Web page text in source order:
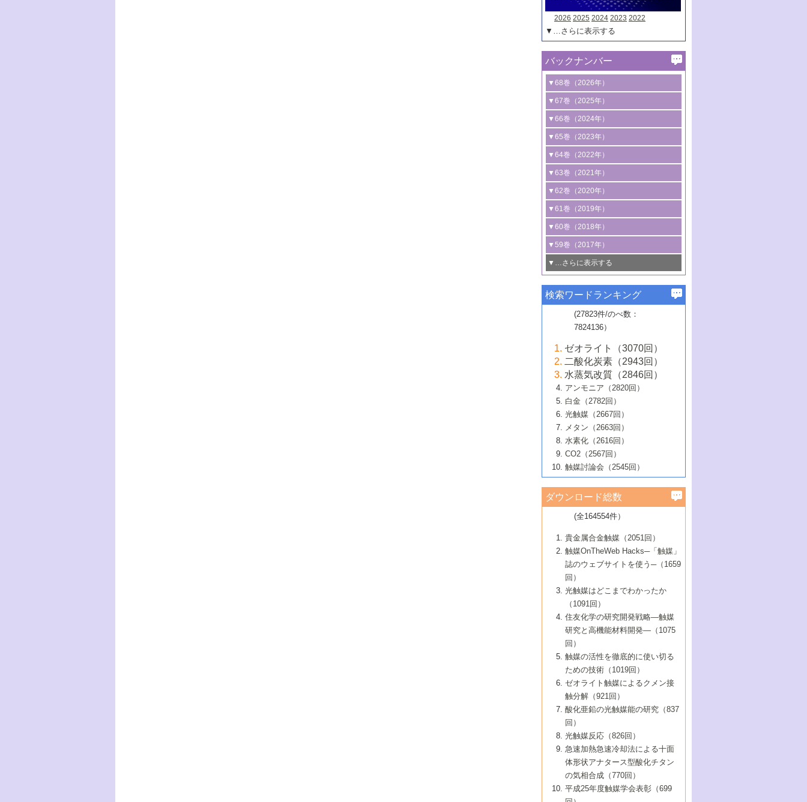
2026 2025 2024 2023 2022
▼…さらに表示する
バックナンバー
▼68巻（2026年）
1号 過酸化水素合成に関する研究動向
2号 コンピューター技術により加速する
触媒開発
3号 有機分子変換やCO 資源化のための
光触媒に関する最近の研究
B号 第137回触媒討論会（2026年）
▼67巻（2025年）
1号 CO
水素化によるグリーン燃料/グリ
ーンケミカル製造
2号 水素製造のための水分解技術に関す
る最近の研究
3号 オレフィン系樹脂の精密合成に関す
る最新技術
4号 アルコール類の効率的変換を実現す
る非貴金属触媒の研究動向
5号 ゼオライトの合成と応用における研
究動向
6号 ヘテロ接合界面
B号 第135回触媒討論会（2025年）
▼66巻（2024年）
1号 低次元ナノ構造を有する触媒材料
2号 規制反応場を活用した固体触媒研究
の新展開
3号 未踏分子変換を目指した酸化触媒プ
ロセスの最前線
4号 シンクロトロン放射光および中性子
線を利用した触媒解析技術の最先端
5号 単原子触媒
6号 参照触媒委員会からのお知らせ
B号 第133回触媒討論会（2023年）
▼65巻（2023年）
1号 炭素が関わる触媒機能
2号 プラスチックケミカルリサイクルの
ための触媒技術
3号 非酸化物系金属化合物を基盤とした
触媒材料の開発
4号 格子酸素・格子酸素欠陥を利用した
触媒反応
5号 生体触媒によるエネルギー変換反応
6号 窒素とリンの循環のための触媒・機
能性材料
▼64巻（2022年）
1号 合成ガス製造とCOを用いるケミカル
ズ合成の最新動向
2号 化学品合成のための合金触媒開発
3号 CO の排出削減および有効活用のた
めの触媒技術
4号 若手による情報発信企画～とびたて
若き触媒の研究者たち～（1）
若き触媒の研究者たち～（2）
6号 石油のノーブル・ユースを志向した
触媒技術
大学：オンライン・対面開催）
▼63巻（2021年）
1号 金触媒の新展開
2号 ペロブスカイト
3号 特殊反応場を利用した触媒的分子変
換反応
4号 多孔質材料を用いた触媒の新展開
5号 情報学的手法を用いた触媒開発
6号 カーボンニュートラルに向けた電解
技術
B号 第127回触媒討論会（2021年・オン
ライン開催(Zoom)のみ）
▼62巻（2020年）
1号 触媒設計を拓く欠陥構造のキャラク
タリゼーション
2号 機能化学品製造に資するクリーンな
触媒的酸化反応
3号 水処理のための触媒化学
4号 光触媒を用いた水分解の最新の研究
動向
5号 次世代の触媒プロセスを支えるマイ
6号 メタン転換技術の最新動向
B号 第125回触媒討論会（2020年・工学
院大学）
▼61巻（2019年）
1号 物質移動制御に着目した触媒プロセ
ス開発
2号 CO2 フリー水素サプライチェーンに
関わる触媒開発動向
3号 精密高分子合成に関する最近の研究
動向
4号 バイオマス化成品製造のための触媒
5号 固体触媒による含窒素有機化合物変
換の最前線
6号 貴金属使用量低減に向けた自動車排
ガス浄化触媒の開発
B号 第123回触媒討論会（2019年・大阪
▼60巻（2018年）
1号 固体酸触媒の最新の研究動向
2号 二酸化炭素からの有用化学品合成
3号 ナノ粒子・クラスター触媒の最前線
4号 60周年記念企画
5号 進化するゼオライト合成技術
6号 非貴金属系触媒における電気化学的
B号 第121回触媒討論会（2018年・東京
大学）
▼59巻（2017年）
1号 いたるところに，触媒
最先端技術
3号 無機分離膜材料の開発と触媒反応プ
ロセスへの適用
5号 水素のふるまいを解き明かす最先端
研究
6号 低級アルカンの有効利用のための触
媒技術
B号 第119回触媒討論会（2017年・首都
大学東京）
▼…さらに表示する
1号 ユニークな構造の高分子を生み出す触
2号 リグニンからの化成品製造に向けた触
媒技術
3号 触媒研究の最先端～とびたて若き研究
者たち～（1）
4号 触媒研究の最先端～とびたて若き研究
者たち～（2）
5号 触媒研究の最先端～とびたて若き研究
者たち～（3）
6号 イオニクス材料と燃料電池・電解合成
の最新の研究動向
B号 第117回触媒討論会（2016年・大阪府
立大学）
▼57巻（2015年）
1号 水素キャリアにかかわる触媒技術の新
2号 石油精製用触媒の最近の進展
3号 固体酸化物形燃料電池（SOFC）におけ
るアノード触媒上での燃料直接改質技術
4号 コアシェル構造の制御による触媒機能
5号 工業触媒およびその周辺技術の最近の
進歩
6号 ナノシート
B号 第115回触媒討論会（2015年・成蹊大
▼56巻（2014年）
2号 光触媒反応機構に関する最新の研究動
向
開発動向
4号 人工光合成に向けた近年のアプローチ
5号 未利用熱エネルギーの有効活用に貢献
する触媒技術
6号 ポリオキソメタレート
B号 第113回触媒討論会（2014年・ロワジ
ールホテル豊橋）
1号 高耐久性燃料電池システム用触媒にお
ける新展開
2号 リビングラジカル重合の最近の動向
3号 天然ガスの化学工業的展開に関する触
媒技術
4号 貴金属触媒の精密構造制御とその活用
5号 バイオマス化成品製造のための固体触
6号 ナノ空間─吸着状態解析から新機能開拓
B号 第111回触媒討論会（2013年・関西大
▼54巻（2012年）
1号 規則性多孔体の利用技術における最近
の進歩
2号 第109回触媒討論会
3号 貴金属低減技術の最新動向
4号 貴金属代替技術の最新動向
5号 光触媒による物質変換反応の新展開
6号 グラフェン
7号 水素を利用する化成品合成の新潮流
▼53巻（2011年）
1号 金属学から見る合金触媒の新展開
2号 第107回触媒討論会
3号 触媒のその場観察法の進歩（１）
4号 触媒のその場観察法の進歩（２）
5号 不活性結合の触媒的活性化による有機
合成
6号 新しい固体酸触媒技術
7号 ゼオライト合成における最近の進歩
▼52巻（2010年）
1号 触媒の劣化対策と長寿命触媒開発
2号 第105回触媒討論会
3号 ナノ構造が拓く新機能
4号 活性サイトおよびその環境の精密な設
計による触媒の高機能化
5号 触媒を有効に使うための技術
7号 有機分子触媒による精密有機合成
8号 高機能化ポリオレフィンに向けた重合
触媒の最近の進展
1号 炭素材料－熱い注目を集める材料－
2号 第103回触媒討論会
3号 環境浄化用光触媒の現状と課題
4号 水素社会の実現に向けた水素製造・貯
蔵技術の進歩
5号 CO2が関わる触媒・材料
7号 持続可能社会実現のための触媒および
触媒関連技術
▼50巻（2008年）
1号 触媒化学と学会のこの10年，半世紀，
そして未来
2号 第101回触媒討論会
4号 錯体を利用したユニークな表面構造の
構築と機能
5号 若手会員による触媒研究の未来展望1：
企業編
6号 第102回触媒討論会
7号 触媒・化学反応における計算化学の進
8号 若手研究者による触媒研究の未来展望
2：大学・研究所編
▼49巻（2007年）
1号 含フッ素化合物の合成と触媒
2号 第99回触媒討論会
3号 実用的ファインケミカル合成プロセス
を実現する触媒
5号 こんな物質，あんな物質―新たな触媒
の可能性―
7号 『結晶の化学』を活かした触媒研究
8号 イオン液体の応用
▼48巻（2006年）
1号 固体酸触媒の最近の進歩
2号 第97回触媒討論会
3号 リビング重合触媒の最近の展開
5号 水素製造・貯蔵のための触媒技術の新
しい展開
6号 第98回触媒討論会
7号 基礎化学品製造の触媒技術
8号 多機能型リアクター
1号 最近の触媒担体とその効果
2号 第95回触媒討論会
4号 水分解用光触媒材料
5号 時間分解分光の進歩と応用
6号 第96回触媒討論会
8号 超臨界流体を用いた化学プロセスの新
▼46巻（2004年）
1号 部分酸化反応触媒の最前線
2号 第93回触媒討論会
3号 特殊エネルギー場の触媒反応
4号 生体内における金属の触媒作用
5号 ファインケミカルズの展開に寄与する
6号 第94回触媒討論会
7号 サブナノレベルでみた新しい表面現象
8号 オレフィン重合触媒の新たな展
▼45巻（2003年）
1号 なぜこの触媒が良いのか？
2号 第91回触媒討論会
3号 最近の自動車排ガス処理技術
4号 触媒研究の現状と将来─第90回触媒討論
5号 基礎化学品製造の触媒技術
6号 第92回触媒討論会
7号 基礎化学品製造の触媒技術
8号 資源の循環と触媒技術
▼44巻（2002年）
1号 高次制御された触媒の化学
2号 第89回触媒討論会
3号 触媒を利用した電気化学の新展開
4号 ナノ材料の調製と機能化
5号 こんな触媒が欲しい
6号 第90回触媒討論会
7号 触媒研究と学術雑誌/情報
8号 若い世代からみた触媒化学の現状と未
▼43巻（2001年）
1号 グリーンケミストリーと触媒
2号 第87回触媒討論会特集号
3号 生体触媒とバイオプロセス
4号 水素製造・利用の触媒化学
5号 触媒研究における新しい切り口：コン
ビナトリアルケミストリー
6号 第88回触媒討論会特集号
7号 企業における触媒研究のブレークスル
8号 この材料を触媒として使ってみません
▼42巻（2000年）
1号 触媒反応工学の明日を拓く
2号 第85回触媒討論会
3号 反応ダイナミクス
5号 触媒のおもしろさをどのように伝える
6号 第86回触媒討論会
7号 水素化精製触媒の新しい展開
8号 新しい反応性と機能性を目指した金属
クラスタ-化学
▼41巻（1999年）
1号 孔、穴、あな?-特異な空間とその利用-
2号 第83回触媒討論会
3号 均一系触媒反応最前線
4号 実用炭素材料の新展開
5号 研究の方法論を考える
7号 機能性金属材料と触媒
8号 触媒研究へのNMRの応用と展望
▼40巻（1998年）
進展と21世紀への提言/創立40周年記念・触
媒学会この10年の歩みとこれから/創立40周
2号 第81回触媒討論会
3号 計算機触媒化学へのさそい
4号 触媒劣化の制御と予測
5号 最新の実用プロセスと触媒
6号 第82回触媒討論会
7号 ナノ構造体の化学
8号 あの反応は今
1号 均一系と不均一系触媒反応-その特徴と
接点
2号 第79回触媒討論会
3号 最新NO除去触媒の実用化研究
4号 新しい反応場を目指した触媒調製
5号 反応・分離技術の新しい展開
6号 第80回触媒討論会
8号 AFMでみる世界
▼38巻（1996年）
1号 触媒の構造と触媒作用/C1化学を中心と
する21世紀への触媒
3号 オリンピックメダル:金・銀・銅はどん
な触媒作用を示すか
4号 触媒作用における機能の複合化
5号 未来を拓け！若手研究者
6号 第78回触媒討論会
7号 ダイナミックな領域への触媒研究の展
開/C1化学を中心とする21世紀への触媒
▼37巻（1995年）
1号 ファインケミカルズと固体触媒
2号 第75回触媒討論会
3号 希土類を利用した触媒
4号 触媒とリサイクル
5号 エネルギー変換触媒
6号 第76回触媒討論会
7号 表面吸着相の新しい展開
8号 マイクロポーラス・クリスタル触媒の
▼36巻（1994年）
1号 電気化学と触媒
2号 第73回触媒討論会
3号 C4化学の展開
4号 《通常号》
5号 《通常号》
6号 第74回触媒討論会
▼35巻（1993年）
1号 工業触媒開発マニュアル―探索から工
業化まで
2号 第71回触媒討論会
3号 研究開発のうらおもて―着想と展開
4号 触媒劣化と寿命の予測
5号 環境に優しい触媒
▼34巻（1992年）
1号 インパクトを与えたこの研究
2号 第69回触媒討論会
3号 ケミカルズ合成触媒―新しい展開と応
▼33巻（1991年）
1号 触媒プロセス開発マニュアル―探索か
ら工業化まで，知っておきたいこと PartII
2号 第67回触媒討論会
▼32巻（1990年）
1号 21世紀に向けて触媒研究の飛躍をめざ
す―触媒化学の裾野を広げよう
2号 第65回触媒討論会
▼31巻（1989年）
1号 情報科学と反応設計・材料設計
▼30巻（1988年）
検索ワードランキング
(27823件/のべ数：
7824136）
ゼオライト（3070回）
二酸化炭素（2943回）
水蒸気改質（2846回）
アンモニア（2820回）
白金（2782回）
光触媒（2667回）
メタン（2663回）
水素化（2616回）
CO2（2567回）
触媒討論会（2545回）
ダウンロード総数
(全164554件）
貴金属合金触媒（2051回）
触媒OnTheWeb Hacks─「触媒」
誌のウェブサイトを使う─（1659
回）
光触媒はどこまでわかったか
（1091回）
住友化学の研究開発戦略―触媒
研究と高機能材料開発―（1075
回）
触媒の活性を徹底的に使い切る
ための技術（1019回）
ゼオライト触媒によるクメン接
触分解（921回）
酸化亜鉛の光触媒能の研究（837
回）
光触媒反応（826回）
急速加熱急速冷却法による十面
体形状アナタース型酸化チタン
の気相合成（770回）
平成25年度触媒学会表彰（699